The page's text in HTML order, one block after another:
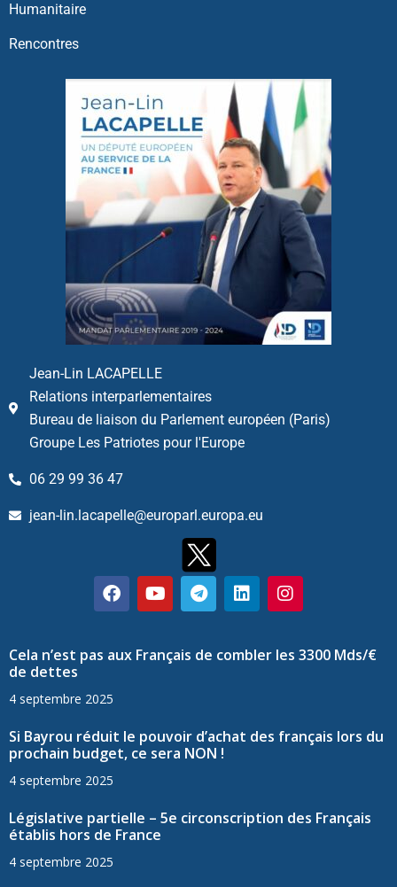
Humanitaire
Rencontres
Jean-Lin LACAPELLE
Relations interparlementaires
Bureau de liaison du Parlement européen (Paris)
Groupe Les Patriotes pour l'Europe
06 29 99 36 47
jean-lin.lacapelle@europarl.europa.eu
Cela n’est pas aux Français de combler les 3300 Mds/€
de dettes
4 septembre 2025
Si Bayrou réduit le pouvoir d’achat des français lors du
prochain budget, ce sera NON !
4 septembre 2025
Législative partielle – 5e circonscription des Français
établis hors de France
4 septembre 2025